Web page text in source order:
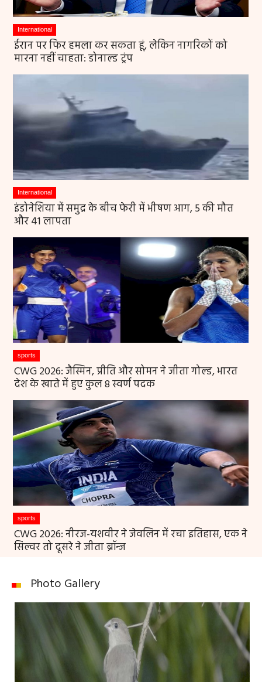
International
ईरान पर फिर हमला कर सकता हूं, लेकिन नागरिकों को
मारना नहीं चाहता: डोनाल्ड ट्रंप
International
इंडोनेशिया में समुद्र के बीच फेरी में भीषण आग, 5 की मौत
और 41 लापता
sports
CWG 2026: जैस्मिन, प्रीति और सोमन ने जीता गोल्ड, भारत
देश के खाते में हुए कुल 8 स्वर्ण पदक
sports
CWG 2026: नीरज-यशवीर ने जेवलिन में रचा इतिहास, एक ने
सिल्वर तो दूसरे ने जीता ब्रॉन्ज
Photo Gallery